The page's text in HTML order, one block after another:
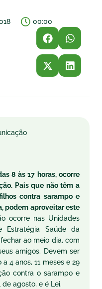
00:00
8 às 17 horas, ocorre
Pais que não têm a
contra sarampo e
podem aproveitar este
ocorre nas Unidades
Estratégia Saúde da
ao meio dia, com
amigos. Devem ser
4 anos, 11 meses e 29
contra o sarampo e
agosto, e é Lei.